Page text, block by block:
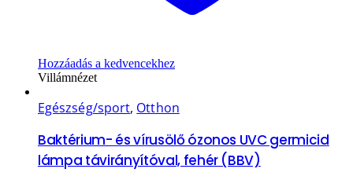
Hozzáadás a kedvencekhez
Villámnézet
Egészség/sport, Otthon
Baktérium- és vírusölő ózonos UVC germicid
lámpa távirányítóval, fehér (BBV)